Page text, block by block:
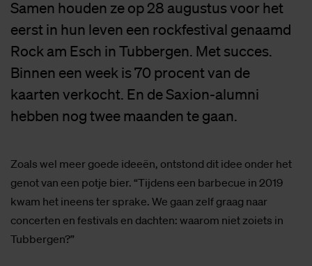
Samen houden ze op 28 augustus voor het
eerst in hun leven een rockfestival genaamd
Rock am Esch in Tubbergen. Met succes.
Binnen een week is 70 procent van de
kaarten verkocht. En de Saxion-alumni
hebben nog twee maanden te gaan.
Zoals wel meer goede ideeën, ontstond dit idee onder het
genot van een potje bier. “Tijdens een barbecue in 2019
kwam het ineens ter sprake. We gaan zelf graag naar
concerten en festivals en dachten: waarom niet zoiets in
Tubbergen?”